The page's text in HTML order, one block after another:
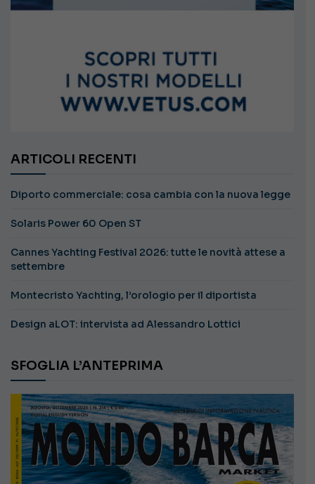
ARTICOLI RECENTI
Diporto commerciale: cosa cambia con la nuova legge
Solaris Power 60 Open ST
Cannes Yachting Festival 2026: tutte le novità attese a
settembre
Montecristo Yachting, l’orologio per il diportista
Design aLOT: intervista ad Alessandro Lottici
SFOGLIA L’ANTEPRIMA